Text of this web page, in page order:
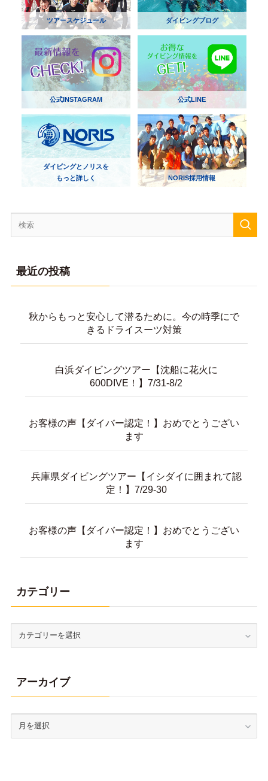
ツアースケジュール ダイビングブログ
公式INSTAGRAM 公式LINE
ダイビングとノリスを
もっと詳しく
NORIS採用情報
最近の投稿
秋からもっと安心して潜るために。今の時季にで
きるドライスーツ対策
白浜ダイビングツアー【沈船に花火に
600DIVE！】7/31-8/2
お客様の声【ダイバー認定！】おめでとうござい
ます
兵庫県ダイビングツアー【イシダイに囲まれて認
定！】7/29-30
お客様の声【ダイバー認定！】おめでとうござい
ます
カテゴリー
アーカイブ